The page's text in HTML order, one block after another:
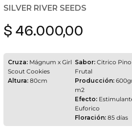
SILVER RIVER SEEDS
$ 46.000,00
Cruza:Mágnum x Girl
Scout Cookies
Altura:80cm
Sabor: Citrico Pino
Frutal
Producción:
m2
Efecto:
Euforico
Floración: 85 días